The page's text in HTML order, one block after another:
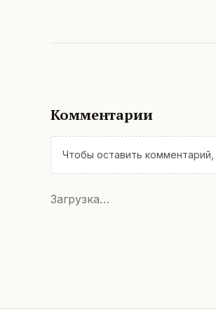
Комментарии
Чтобы оставить комментарий,
Загрузка…